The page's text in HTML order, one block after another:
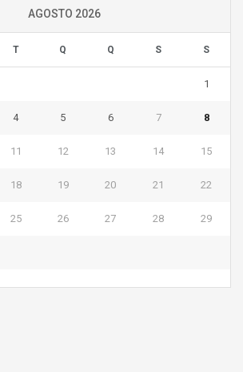
AGOSTO 2026
T Q Q S S
1
4 5 6 7 8
11 12 13 14 15
18 19 20 21 22
25 26 27 28 29